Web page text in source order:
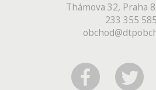
Thámova 32, Praha 8
233 355 585